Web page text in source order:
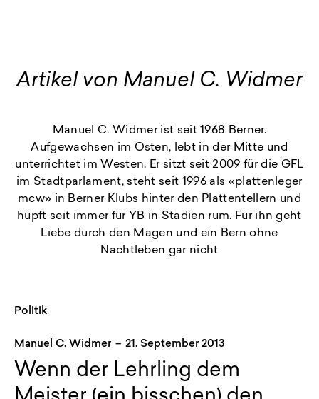
Artikel von Manuel C. Widmer
Manuel C. Widmer ist seit 1968 Berner.
Aufgewachsen im Osten, lebt in der Mitte und
unterrichtet im Westen. Er sitzt seit 2009 für die GFL
im Stadtparlament, steht seit 1996 als «plattenleger
mcw» in Berner Klubs hinter den Plattentellern und
hüpft seit immer für YB in Stadien rum. Für ihn geht
Liebe durch den Magen und ein Bern ohne
Nachtleben gar nicht
Politik
Manuel C. Widmer – 21. September 2013
Wenn der Lehrling dem